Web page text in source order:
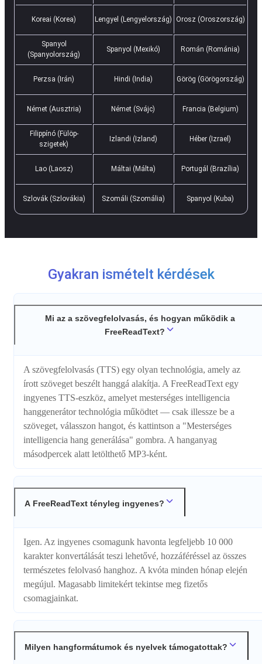
Koreai (Korea) Lengyel (Lengyelország) Orosz (Oroszország)
Spanyol
(Spanyolország)
Spanyol (Mexikó) Román (Románia)
Perzsa (Irán) Hindi (India) Görög (Görögország)
Német (Ausztria) Német (Svájc) Francia (Belgium)
Filippínó (Fülöp-
szigetek)
Izlandi (Izland) Héber (Izrael)
Lao (Laosz) Máltai (Málta) Portugál (Brazília)
Szlovák (Szlovákia) Szomáli (Szomália) Spanyol (Kuba)
Gyakran ismételt kérdések
Mi az a szövegfelolvasás, és hogyan működik a
FreeReadText?
A szövegfelolvasás (TTS) egy olyan technológia, amely az
írott szöveget beszélt hanggá alakítja. A FreeReadText egy
ingyenes TTS-eszköz, amelyet mesterséges intelligencia
hanggenerátor technológia működtet — csak illessze be a
szöveget, válasszon hangot, és kattintson a "Mesterséges
intelligencia hang generálása" gombra. A hanganyag
másodpercek alatt letölthető MP3-ként.
A FreeReadText tényleg ingyenes?
Igen. Az ingyenes csomagunk havonta legfeljebb 10 000
karakter konvertálását teszi lehetővé, hozzáféréssel az összes
természetes felolvasó hanghoz. A kvóta minden hónap elején
megújul. Magasabb limitekért tekintse meg fizetős
csomagjainkat.
Milyen hangformátumok és nyelvek támogatottak?